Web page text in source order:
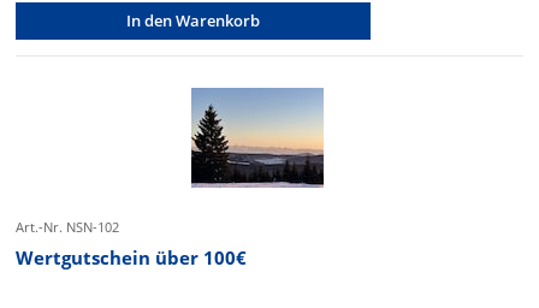
In den Warenkorb
Art.-Nr. NSN-102
Wertgutschein über 100€